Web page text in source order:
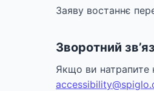
Заяву востаннє
Зворотний
Якщо ви натрапите